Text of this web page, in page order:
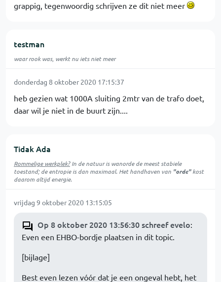
grappig, tegenwoordig schrijven ze dit niet meer
testman
waar rook was, werkt nu iets niet meer
donderdag 8 oktober 2020 17:15:37
heb gezien wat 1000A sluiting 2mtr van de trafo doet,
daar wil je niet in de buurt zijn....
Tidak Ada
Rommelige werkplek?In de natuur iswanordede meest stabiele
toestand; de entropie is dan maximaal. Het handhaven van "orde"kost
daarom altijd energie.
vrijdag 9 oktober 2020 13:15:05
Op 8 oktober 2020 13:56:30 schreef evelo:
Even een EHBO-bordje plaatsen in dit topic.
[bijlage]
Best even lezen vóór dat je een ongeval hebt, het